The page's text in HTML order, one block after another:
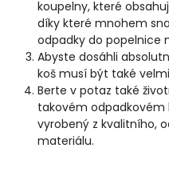
koupelny, které
díky které mnohem
odpadky do popelnice
Abyste dosáhli
koš musí být také
Berte v potaz také
takovém odpadkovém
vyrobený z kvalitního,
materiálu.